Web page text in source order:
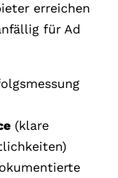
erreichen
für Ad
(klare